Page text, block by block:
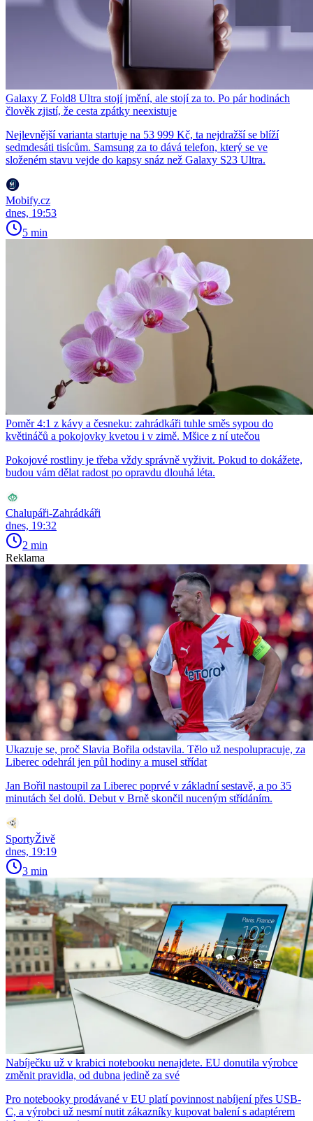
Galaxy Z Fold8 Ultra stojí jmění, ale stojí za to. Po pár hodinách
člověk zjistí, že cesta zpátky neexistuje
Nejlevnější varianta startuje na 53 999 Kč, ta nejdražší se blíží
sedmdesáti tisícům. Samsung za to dává telefon, který se ve
složeném stavu vejde do kapsy snáz než Galaxy S23 Ultra.
Mobify.cz
dnes, 19:53
5 min
Poměr 4:1 z kávy a česneku: zahrádkáři tuhle směs sypou do
květináčů a pokojovky kvetou i v zimě. Mšice z ní utečou
Pokojové rostliny je třeba vždy správně vyživit. Pokud to dokážete,
budou vám dělat radost po opravdu dlouhá léta.
Chalupáři-Zahrádkáři
dnes, 19:32
2 min
Reklama
Ukazuje se, proč Slavia Bořila odstavila. Tělo už nespolupracuje, za
Liberec odehrál jen půl hodiny a musel střídat
Jan Bořil nastoupil za Liberec poprvé v základní sestavě, a po 35
minutách šel dolů. Debut v Brně skončil nuceným střídáním.
SportyŽivě
dnes, 19:19
3 min
Nabíječku už v krabici notebooku nenajdete. EU donutila výrobce
změnit pravidla, od dubna jedině za své
Pro notebooky prodávané v EU platí povinnost nabíjení přes USB-
C, a výrobci už nesmí nutit zákazníky kupovat balení s adaptérem